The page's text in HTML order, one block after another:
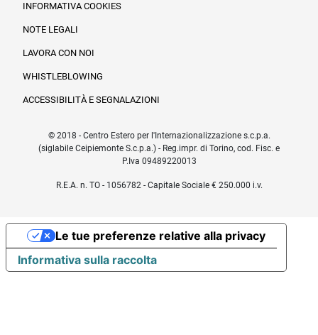
INFORMATIVA COOKIES
NOTE LEGALI
LAVORA CON NOI
WHISTLEBLOWING
ACCESSIBILITÀ E SEGNALAZIONI
© 2018 - Centro Estero per l'Internazionalizzazione s.c.p.a.
(siglabile Ceipiemonte S.c.p.a.) - Reg.impr. di Torino, cod. Fisc. e
P.Iva 09489220013
R.E.A. n. TO - 1056782 - Capitale Sociale € 250.000 i.v.
Informativa sulla raccolta
Le tue preferenze relative alla privacy